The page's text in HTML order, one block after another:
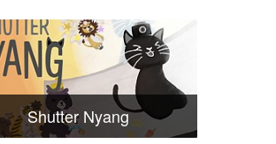
Shutter Nyang